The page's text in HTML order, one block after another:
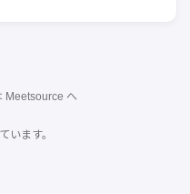
Meetsource へ
います。